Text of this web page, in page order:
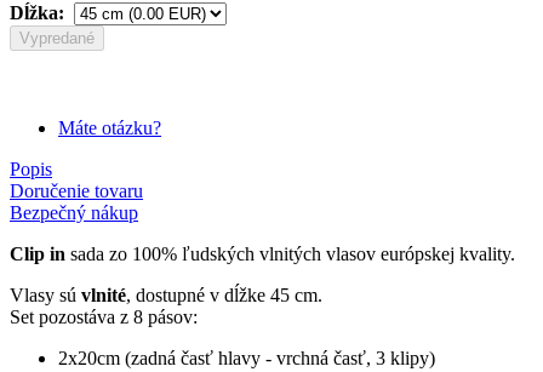
Dĺžka:
Vypredané
Máte otázku?
Popis
Doručenie tovaru
Bezpečný nákup
Clip in sada zo 100% ľudských vlnitých vlasov európskej kvality.
Vlasy sú vlnité, dostupné v dĺžke 45 cm.
Set pozostáva z 8 pásov:
2x20cm (zadná časť hlavy - vrchná časť, 3 klipy)